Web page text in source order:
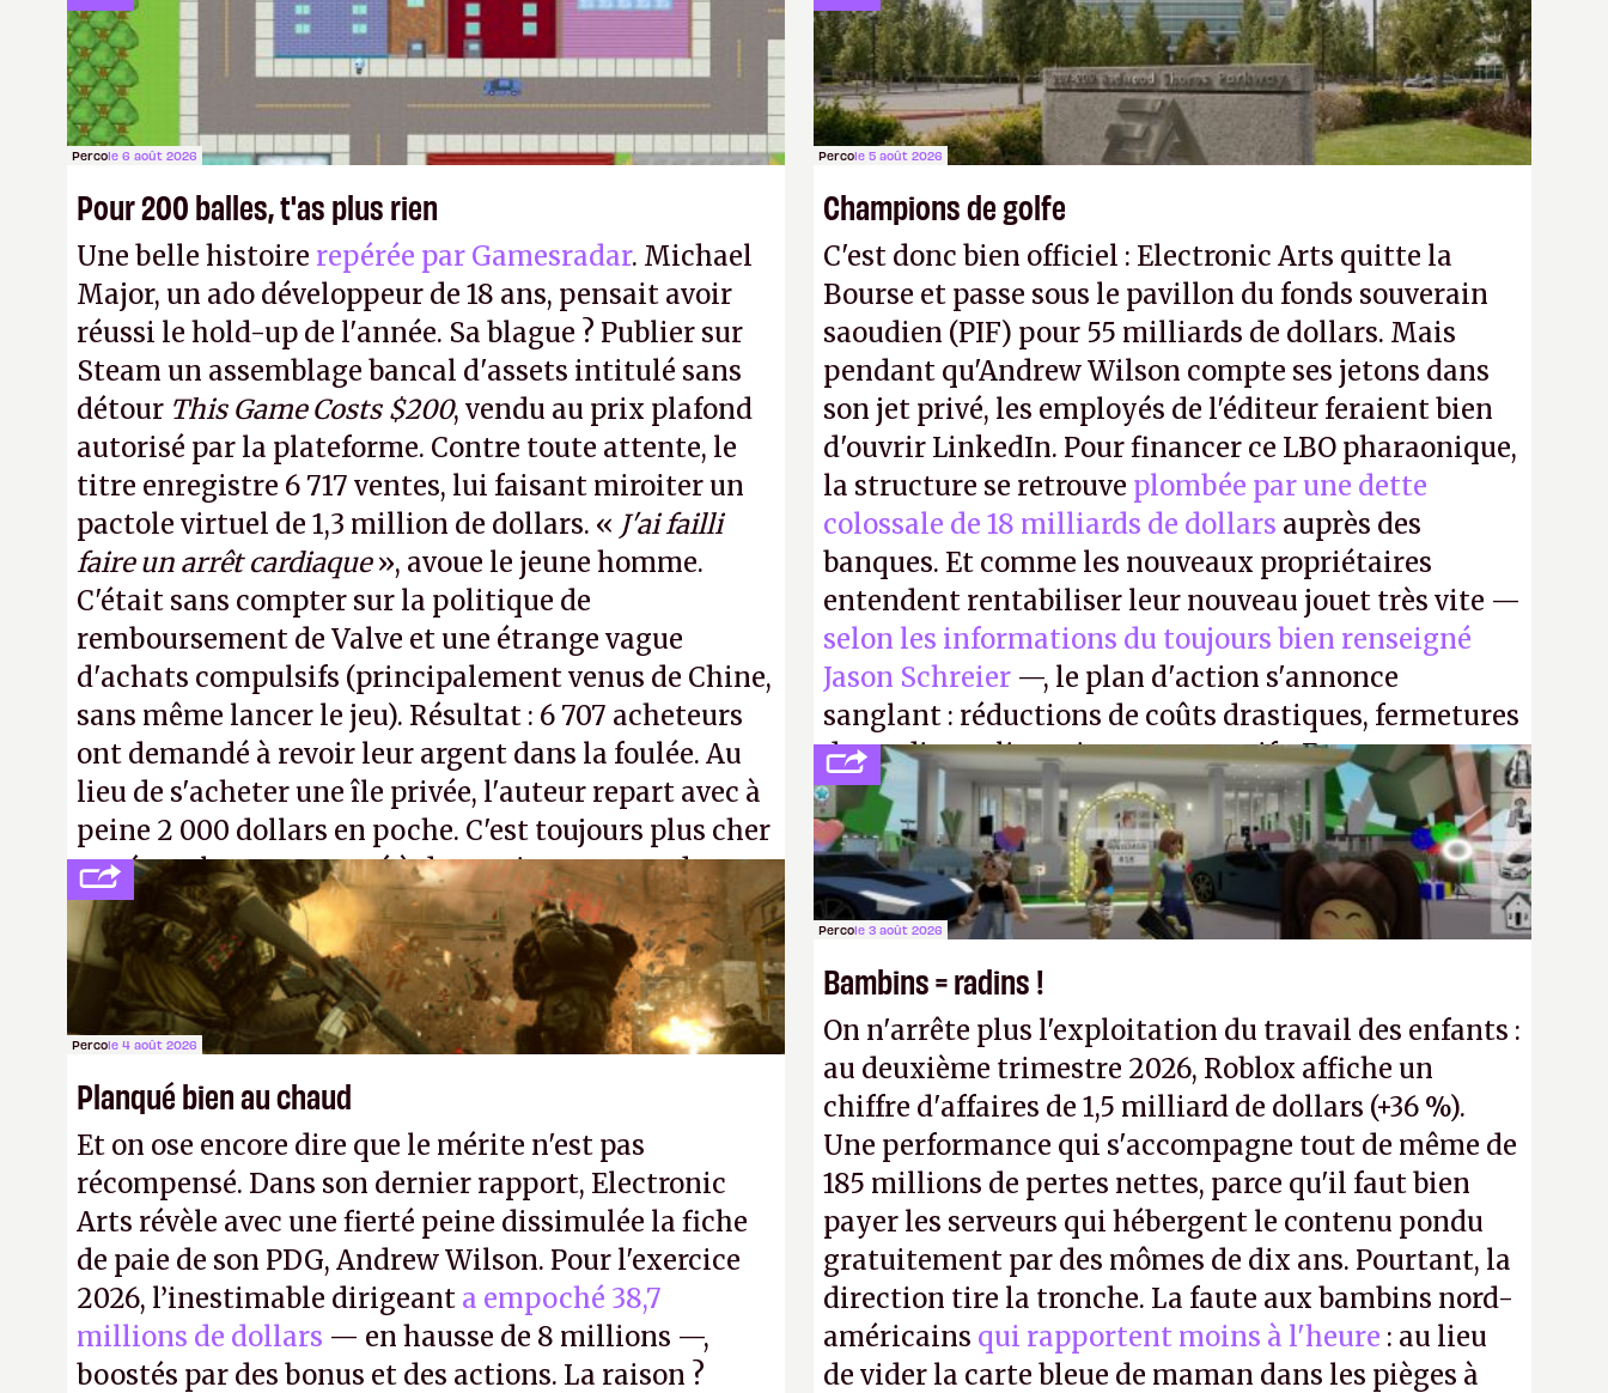
intellectuelle sur vos souvenirs d'enfance.P.
Percole 6 août 2026
Pour 200 balles, t'as plus rien
Une belle histoire repérée par Gamesradar. Michael
Major, un ado développeur de 18 ans, pensait avoir
réussi le hold-up de l'année. Sa blague ? Publier sur
Steam un assemblage bancal d'assets intitulé sans
détour This Game Costs $200, vendu au prix plafond
autorisé par la plateforme. Contre toute attente, le
titre enregistre 6 717 ventes, lui faisant miroiter un
pactole virtuel de 1,3 million de dollars. « J'ai failli
faire un arrêt cardiaque», avoue le jeune homme.
C'était sans compter sur la politique de
remboursement de Valve et une étrange vague
d'achats compulsifs (principalement venus de Chine,
sans même lancer le jeu). Résultat : 6 707 acheteurs
ont demandé à revoir leur argent dans la foulée. Au
lieu de s'acheter une île privée, l'auteur repart avec à
peine 2 000 dollars en poche. C'est toujours plus cher
payé que le temps passé à dev, mais ça apprendra aux
petits malins qu'on ne braque pas Gabe Newell aussi
facilement.P.
Percole 5 août 2026
Champions de golfe
C'est donc bien officiel : Electronic Arts quitte la
Bourse et passe sous le pavillon du fonds souverain
saoudien (PIF) pour 55 milliards de dollars. Mais
pendant qu'Andrew Wilson compte ses jetons dans
son jet privé, les employés de l'éditeur feraient bien
d'ouvrir LinkedIn. Pour financer ce LBO pharaonique,
la structure se retrouve plombée par une dette
colossale de 18 milliards de dollars auprès des
banques. Et comme les nouveaux propriétaires
entendent rentabiliser leur nouveau jouet très vite —
selon les informations du toujours bien renseigné
Jason Schreier —, le plan d'action s'annonce
sanglant : réductions de coûts drastiques, fermetures
de studios et licenciements massifs. En gros, essorer
FCet Battlefield, puis virer le reste.P.
Percole 4 août 2026
Planqué bien au chaud
Et on ose encore dire que le mérite n'est pas
récompensé. Dans son dernier rapport, Electronic
Arts révèle avec une fierté peine dissimulée la fiche
de paie de son PDG, Andrew Wilson. Pour l'exercice
2026, l’inestimable dirigeant a empoché 38,7
millions de dollars — en hausse de 8 millions —,
boostés par des bonus et des actions. La raison ?
Percole 3 août 2026
Bambins = radins !
On n'arrête plus l'exploitation du travail des enfants :
au deuxième trimestre 2026, Roblox affiche un
chiffre d'affaires de 1,5 milliard de dollars (+36 %).
Une performance qui s'accompagne tout de même de
185 millions de pertes nettes, parce qu'il faut bien
payer les serveurs qui hébergent le contenu pondu
gratuitement par des mômes de dix ans. Pourtant, la
direction tire la tronche. La faute aux bambins nord-
américains qui rapportent moins à l'heure : au lieu
de vider la carte bleue de maman dans les pièges à